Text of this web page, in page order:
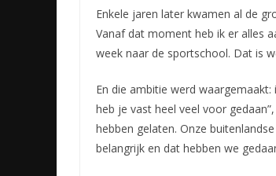
Enkele jaren later kwamen al de
Vanaf dat moment heb ik er alles
week naar de sportschool. Dat is
En die ambitie werd
heb je vast heel veel voor
hebben gelaten. Onze
belangrijk en dat hebben we